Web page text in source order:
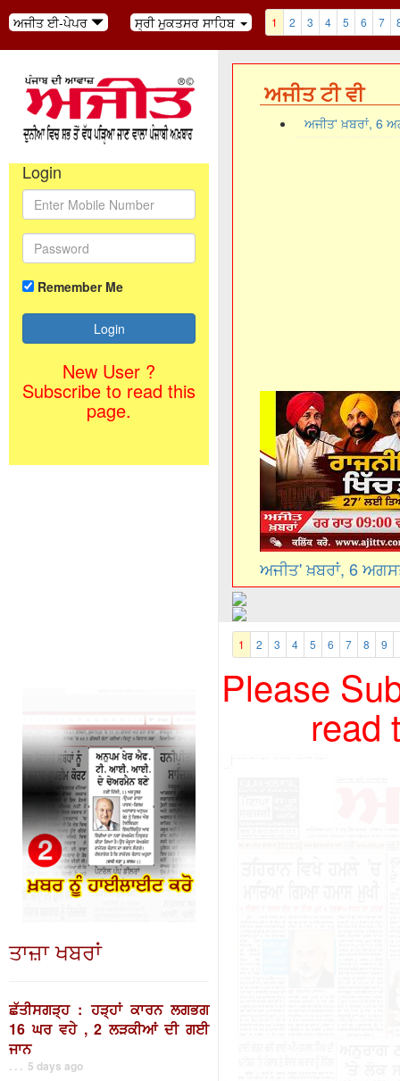
ਅਜੀਤ ਈ-ਪੇਪਰ ਸ੍ਰੀ ਮੁਕਤਸਰ ਸਾਹਿਬ 1 2 3 4 5 6 7
Login
Remember Me
New User ?
Subscribe to read this
page.
ਤਾਜ਼ਾ ਖਬਰਾਂ
ਛੱਤੀਸਗੜ੍ਹ : ਹੜ੍ਹਾਂ ਕਾਰਨ ਲਗਭਗ
16 ਘਰ ਵਹੇ , 2 ਲੜਕੀਆਂ ਦੀ ਗਈ
ਜਾਨ
. . . 5 days ago
ਅਜੀਤ ਟੀ ਵੀ
ਅਜੀਤ' ਖ਼ਬਰਾਂ, 6
ਅਜੀਤ' ਖ਼ਬਰਾਂ, 6
1 2 3 4 5 6 7 8 9
Please
read